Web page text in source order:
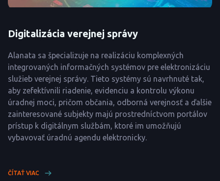
Digitalizácia verejnej správy
Alanata sa špecializuje na realizáciu komplexných
integrovaných informačných systémov pre elektronizáciu
služieb verejnej správy. Tieto systémy sú navrhnuté tak,
aby zefektívnili riadenie, evidenciu a kontrolu výkonu
úradnej moci, pričom občania, odborná verejnosť a ďalšie
zainteresované subjekty majú prostredníctvom portálov
prístup k digitálnym službám, ktoré im umožňujú
vybavovať úradnú agendu elektronicky.
ČÍTAŤ VIAC